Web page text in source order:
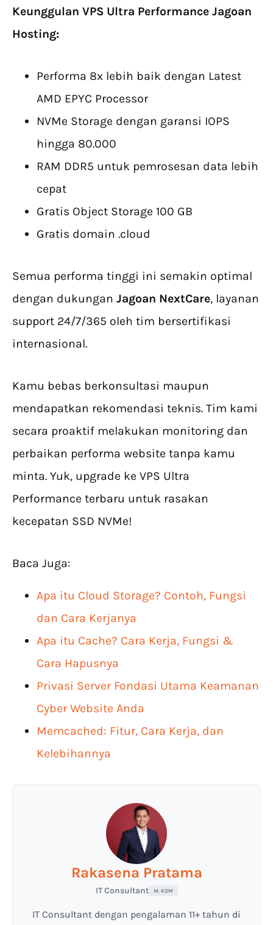
Keunggulan VPS Ultra Performance Jagoan
Hosting:
Performa 8x lebih baik dengan Latest
AMD EPYC Processor
NVMe Storage dengan garansi IOPS
hingga 80.000
RAM DDR5 untuk pemrosesan data lebih
cepat
Gratis Object Storage 100 GB
Gratis domain .cloud
Semua performa tinggi ini semakin optimal
dengan dukungan Jagoan NextCare, layanan
support 24/7/365 oleh tim bersertifikasi
internasional.
Kamu bebas berkonsultasi maupun
mendapatkan rekomendasi teknis. Tim kami
secara proaktif melakukan monitoring dan
perbaikan performa website tanpa kamu
minta. Yuk, upgrade ke VPS Ultra
Performance terbaru untuk rasakan
kecepatan SSD NVMe!
Baca Juga:
Apa itu Cloud Storage? Contoh, Fungsi
dan Cara Kerjanya
Apa itu Cache? Cara Kerja, Fungsi &
Cara Hapusnya
Privasi Server Fondasi Utama Keamanan
Cyber Website Anda
Memcached: Fitur, Cara Kerja, dan
Kelebihannya
Rakasena Pratama
IT Consultant M. KOM
IT Consultant dengan pengalaman 11+ tahun di